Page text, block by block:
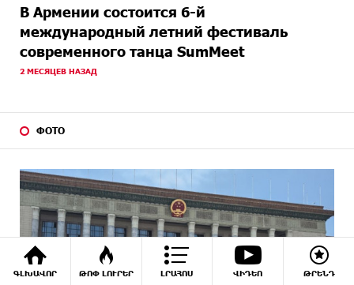
ԳԼԽԱՎՈՐ ԹՈՓ ԼՈՒՐԵՐ ԼՐԱՀՈՍ ՎԻԴԵՈ ԹՐԵՆԴ
В Армении состоится 6-й
международный летний фестиваль
современного танца SumMeet
2 МЕСЯЦЕВ НАЗАД
ФОТО